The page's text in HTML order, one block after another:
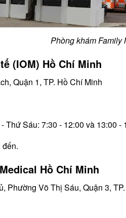
Phòng khám Family
(IOM) Hồ Chí Minh
Quận 1, TP. Hồ Chí Minh
Thứ Sáu: 7:30 - 12:00 và 13:00 -
Hồ Chí Minh
Phường Võ Thị Sáu, Quận 3,